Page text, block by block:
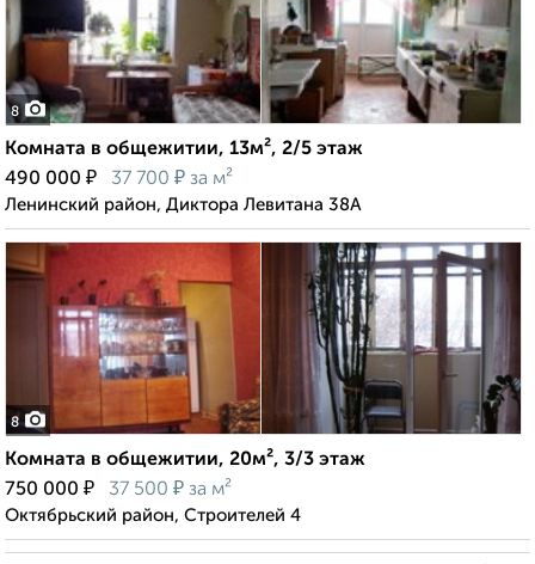
8
Комната в общежитии, 13м², 2/5 этаж
490 000 ₽ 37 700 ₽ за м²
Ленинский район, Диктора Левитана 38А
8
Комната в общежитии, 20м², 3/3 этаж
750 000 ₽ 37 500 ₽ за м²
Октябрьский район, Строителей 4